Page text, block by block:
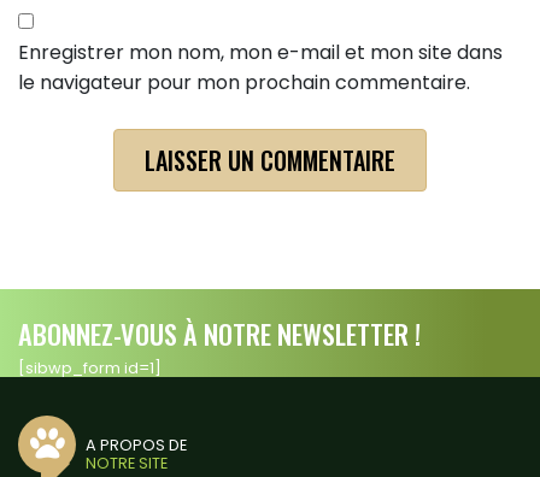
Enregistrer mon nom, mon e-mail et mon site dans
le navigateur pour mon prochain commentaire.
ABONNEZ-VOUS À NOTRE NEWSLETTER !
[sibwp_form id=1]
A PROPOS DE
NOTRE SITE